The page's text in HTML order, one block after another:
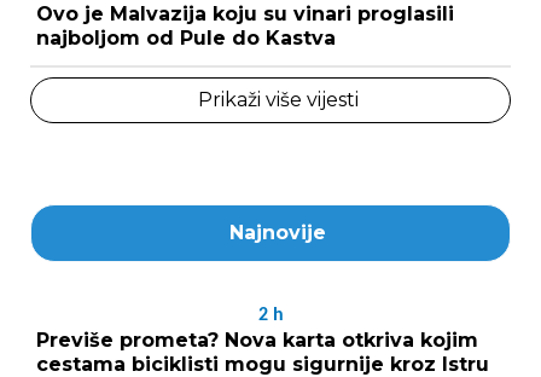
Ovo je Malvazija koju su vinari proglasili
najboljom od Pule do Kastva
Prikaži više vijesti
Najnovije
2 h
Previše prometa? Nova karta otkriva kojim
cestama biciklisti mogu sigurnije kroz Istru